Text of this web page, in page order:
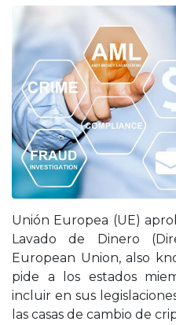
Unión Europea (UE)
Lavado de Dinero
European Union, also
pide a los estados
incluir en sus
las casas de cambio de